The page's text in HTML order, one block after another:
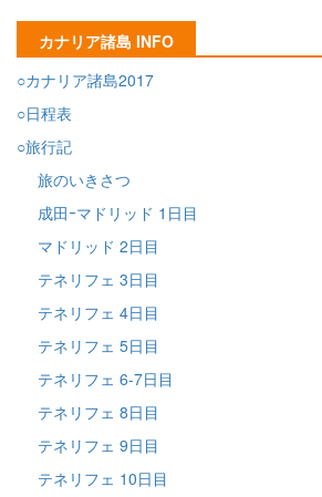
カナリア諸島 INFO
○カナリア諸島2017
○日程表
○旅行記
旅のいきさつ
成田ｰマドリッド 1日目
マドリッド 2日目
テネリフェ 3日目
テネリフェ 4日目
テネリフェ 5日目
テネリフェ 6-7日目
テネリフェ 8日目
テネリフェ 9日目
テネリフェ 10日目